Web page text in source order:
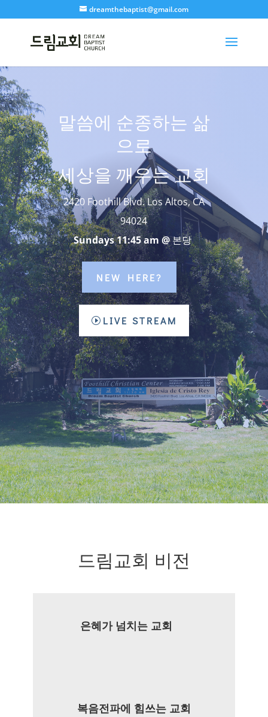
dreamthebaptist@gmail.com
말씀에 순종하는 삶
으로
세상을 깨우는 교회
2420 Foothill Blvd. Los Altos, CA
94024
Sundays 11:45 am @본당
NEW HERE?
LIVE STREAM
드림교회 비전
은혜가 넘치는 교회
복음전파에 힘쓰는 교회